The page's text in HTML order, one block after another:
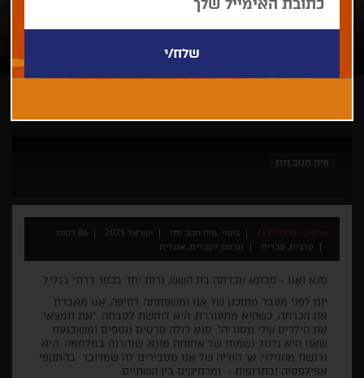
מיה חטב חזז
ארכיון - פסטיבל 41 בימוי: מיה חטב חזז ישראל 2025
86 דקות
ערבית, עברית
תרגום לעברית, אנגלית
סנא ואָּנוּ - סבתא ונכדתה בת השש, גרות יחד בכפר דרוזי בגליל.
יום לפני מעבר מתוכנן של אָּנוּ ומשפחתה לחיפה, אָּנוּ מאבדת
את הכרתה. כשהיא מתעוררת, היא לוחשת לסבתה: ״את תמצאי
את הילדים שלי מסוריה״. סנא דולה פרטים נוספים ומשוכנעת
שאָּנוּ היא גלגול נשמות של אחותה מוּנָא, שנהרגה במלחמה. היא
נרגשת מהגילוי, אך הוריה של אָּנוּ מסבירים לה שמדובר בהתקפי
אפילפסיה ובתרופות - ומרחיקים בין השתיים.